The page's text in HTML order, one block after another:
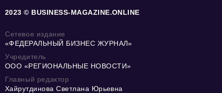
2023 © BUSINESS-MAGAZINE.ONLINE
Сетевое издание
«ФЕДЕРАЛЬНЫЙ БИЗНЕС ЖУРНАЛ»
Учредитель
ООО «РЕГИОНАЛЬНЫЕ НОВОСТИ»
Главный редактор
Хайрутдинова Светлана Юрьевна